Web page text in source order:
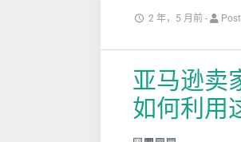
2 年，5 月前 -
亚马逊卖
如何利用